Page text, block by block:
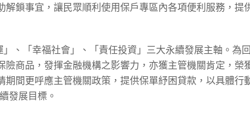
鎖事宜，讓民眾順利使用保戶專區內各項便利服務，提
、「幸福社會」、「責任投資」三大永續發展主軸。為
商品，發揮金融機構之影響力，亦獲主管機關肯定，榮
期間更呼應主管機關政策，提供保單紓困貸款，以具體行
發展目標。